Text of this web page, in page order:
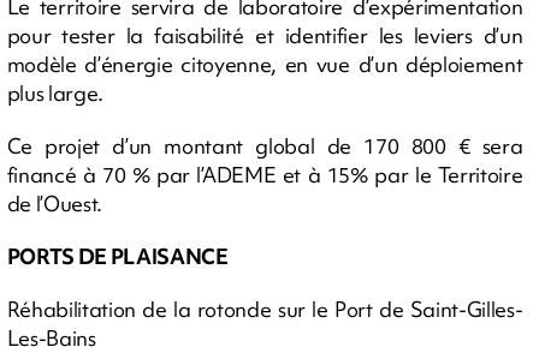
Le territoire servira de laboratoire d’expérimentation
pour tester la faisabilité et identifier les leviers d’un
modèle d’énergie citoyenne, en vue d’un déploiement
plus large.
Ce projet d’un montant global de 170 800 € sera
financé à 70 % par l’ADEME et à 15% par le Territoire
de l’Ouest.
PORTS DE PLAISANCE
Réhabilitation de la rotonde sur le Port de Saint-Gilles-
Les-Bains